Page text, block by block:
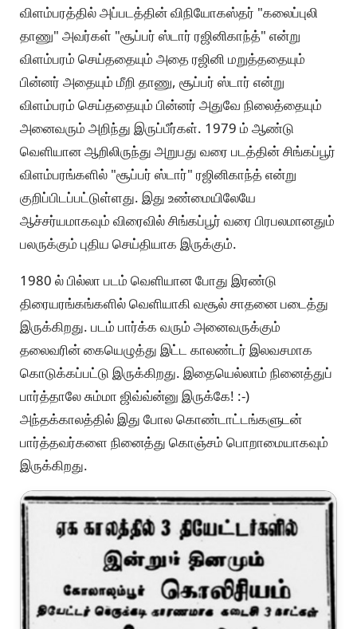
விளம்பரத்தில் அப்படத்தின் விநியோகஸ்தர் "கலைப்புலி
தாணு" அவர்கள் "சூப்பர் ஸ்டார் ரஜினிகாந்த்" என்று
விளம்பரம் செய்ததையும் அதை ரஜினி மறுத்ததையும்
பின்னர் அதையும் மீறி தாணு, சூப்பர் ஸ்டார் என்று
விளம்பரம் செய்ததையும் பின்னர் அதுவே நிலைத்தையும்
அனைவரும் அறிந்து இருப்பீர்கள். 1979 ம் ஆண்டு
வெளியான ஆறிலிருந்து அறுபது வரை படத்தின் சிங்கப்பூர்
விளம்பரங்களில் "சூப்பர் ஸ்டார்" ரஜினிகாந்த் என்று
குறிப்பிடப்பட்டுள்ளது. இது உண்மையிலேயே
ஆச்சர்யமாகவும் விரைவில் சிங்கப்பூர் வரை பிரபலமானதும்
பலருக்கும் புதிய செய்தியாக இருக்கும்.
1980 ல் பில்லா படம் வெளியான போது இரண்டு
திரையரங்கங்களில் வெளியாகி வசூல் சாதனை படைத்து
இருக்கிறது. படம் பார்க்க வரும் அனைவருக்கும்
தலைவரின் கையெழுத்து இட்ட காலண்டர் இலவசமாக
கொடுக்கப்பட்டு இருக்கிறது. இதையெல்லாம் நினைத்துப்
பார்த்தாலே சும்மா ஜிவ்வ்ன்னு இருக்கே! :-)
அந்தக்காலத்தில் இது போல கொண்டாட்டங்களுடன்
பார்த்தவர்களை நினைத்து கொஞ்சம் பொறாமையாகவும்
இருக்கிறது.